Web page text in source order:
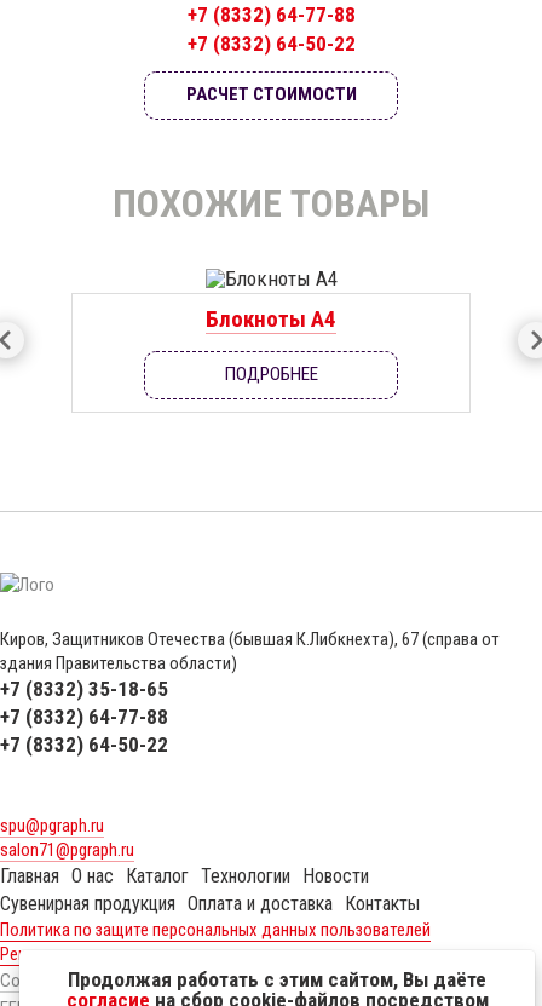
+7 (8332) 64-77-88
+7 (8332) 64-50-22
РАСЧЕТ СТОИМОСТИ
ПОХОЖИЕ ТОВАРЫ
Блокноты А4
ПОДРОБНЕЕ
Киров, Защитников Отечества (бывшая К.Либкнехта), 67 (справа от
здания Правительства области)
+7 (8332) 35-18-65
+7 (8332) 64-77-88
+7 (8332) 64-50-22
spu@pgraph.ru
salon71@pgraph.ru
Главная О нас Каталог Технологии
Новости
Сувенирная продукция Оплата и доставка Контакты
Политика по защите персональных данных пользователей
Реквизиты
Создание сайтовПродолжая работать с этим сайтом, Вы даёте
согласие на сбор cookie-файлов посредством